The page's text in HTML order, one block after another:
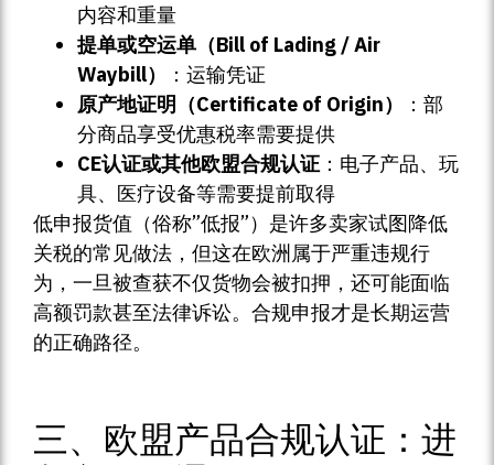
内容和重量
提单或空运单（Bill of Lading / Air
Waybill）
：运输凭证
原产地证明（Certificate of Origin）
：部
分商品享受优惠税率需要提供
CE认证或其他欧盟合规认证 ：电子产品、玩
具、医疗设备等需要提前取得
低申报货值（俗称”低报”）是许多卖家试图降低
关税的常见做法，但这在欧洲属于严重违规行
为，一旦被查获不仅货物会被扣押，还可能面临
高额罚款甚至法律诉讼。合规申报才是长期运营
的正确路径。
三、欧盟产品合规认证：进